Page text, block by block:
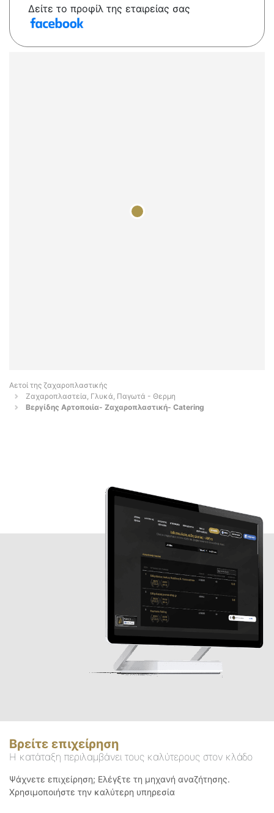
Δείτε το προφίλ της εταιρείας σας
Αετοί της ζαχαροπλαστικής
Ζαχαροπλαστεία, Γλυκά, Παγωτά - Θερμη
Βεργίδης Αρτοποιία- Ζαχαροπλαστική- Catering
Βρείτε επιχείρηση
Η κατάταξη περιλαμβάνει τους καλύτερους στον κλάδο
Ψάχνετε επιχείρηση; Ελέγξτε τη μηχανή αναζήτησης.
Χρησιμοποιήστε την καλύτερη υπηρεσία